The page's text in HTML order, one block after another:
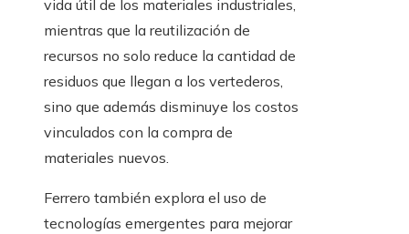
vida útil de los materiales industriales,
mientras que la reutilización de
recursos no solo reduce la cantidad de
residuos que llegan a los vertederos,
sino que además disminuye los costos
vinculados con la compra de
materiales nuevos.
Ferrero también explora el uso de
tecnologías emergentes para mejorar